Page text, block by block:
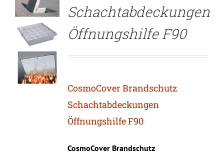
Schachtabdeckungen
Öffnungshilfe F90
CosmoCover Brandschutz
Schachtabdeckungen
Öffnungshilfe F90
CosmoCover Brandschutz